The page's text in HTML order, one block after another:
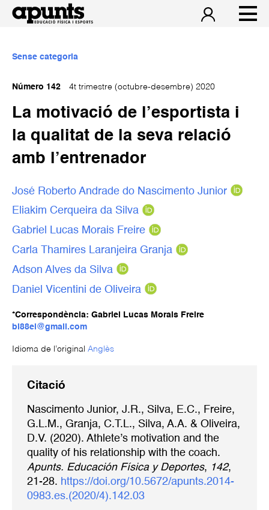
Sense categoria
Número 142 4t trimestre (octubre-desembre) 2020
La motivació de l’esportista i
la qualitat de la seva relació
amb l’entrenador
José Roberto Andrade do Nascimento Junior
Eliakim Cerqueira da Silva
Gabriel Lucas Morais Freire
Carla Thamires Laranjeira Granja
Adson Alves da Silva
Daniel Vicentini de Oliveira
*Correspondència: Gabriel Lucas Morais Freire
bi88el@gmail.com
Idioma de l’original Anglès
Citació
Nascimento Junior, J.R., Silva, E.C., Freire,
G.L.M., Granja, C.T.L., Silva, A.A. & Oliveira,
D.V. (2020). Athlete’s motivation and the
quality of his relationship with the coach.
Apunts. Educación Física y Deportes, 142,
21-28. https://doi.org/10.5672/apunts.2014-
0983.es.(2020/4).142.03